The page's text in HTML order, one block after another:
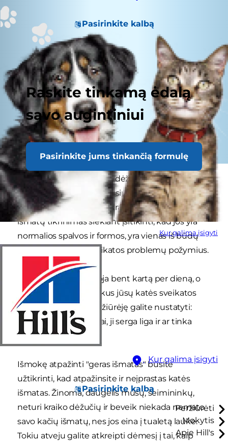
Pasirinkite kalbą
Raskite tinkamą ėdalą
savo augintiniui
Pasirinkite jums tinkančią formulę
Kur galima įsigyti
Kur galima įsigyti
Pasirinkite kalbą
Peržiūrėti
Mokytis
Apie Hill's
Jei auginate katę, kraiko dėžutės valymas galbūt
nėra vienas mėgstamiausių jūsų užsiėmimų (jei
taip, čia rasite daugybę kraiko dėžučių!). Kačių
išmatų tikrinimas siekiant įsitikinti, kad jos yra
normalios spalvos ir formos, yra vienas iš būdų
pastebėti galimų sveikatos problemų požymius.
Dauguma kačių kakoja bent kartą per dieną, o
kačių išmatos yra puikus jūsų katės sveikatos
būklės rodiklis. Jas apžiūrėję galite nustatyti:
katei užkietėjo viduriai, ji serga liga ir ar tinka
katės pašaras.
Išmokę atpažinti "geras išmatas" būsite
užtikrinti, kad atpažinsite ir neįprastas katės
išmatas. Žinoma, daugelis mūsų, šeimininkų,
neturi kraiko dėžučių ir beveik niekada nemato
savo kačių išmatų, nes jos eina į tualetą lauke.
Tokiu atveju galite atkreipti dėmesį į tai, kaip